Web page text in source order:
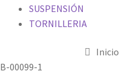
SUSPENSIÓN
TORNILLERIA
Inicio
B-00099-1